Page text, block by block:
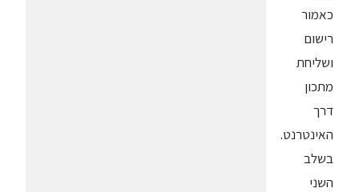
כאמור
רישום
ושליחת
מתכון
דרך
האינטרנט.
בשלב
השני